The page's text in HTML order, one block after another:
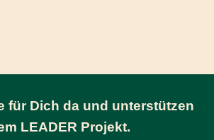
für Dich da und unterstützen
LEADER Projekt.